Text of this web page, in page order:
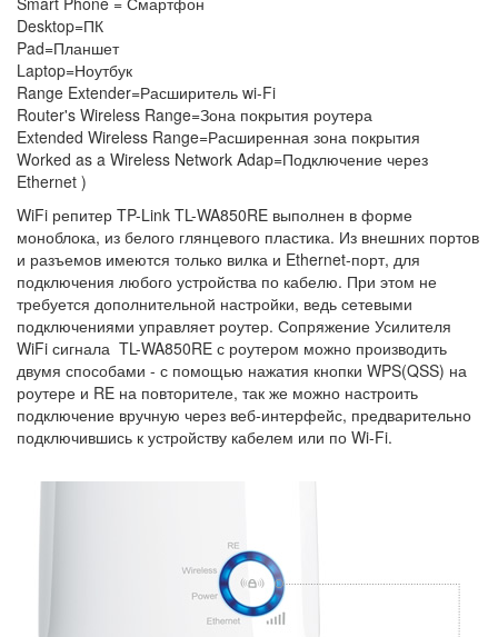
Desktop=ПК
Pad=Планшет
Laptop=Ноутбук
Range Extender=Расширитель wi-Fi
Router's Wireless Range=Зона покрытия роутера
Extended Wireless Range=Расширенная зона покрытия
Worked as a Wireless Network Adap=Подключение через
Ethernet )
WiFi репитер TP-Link TL-WA850RE выполнен в форме
моноблока, из белого глянцевого пластика. Из внешних портов
и разъемов имеются только вилка и Ethernet-порт, для
подключения любого устройства по кабелю. При этом не
требуется дополнительной настройки, ведь сетевыми
подключениями управляет роутер. Сопряжение Усилителя
WiFi сигнала TL-WA850RE с роутером можно производить
двумя способами - с помощью нажатия кнопки WPS(QSS) на
роутере и RE на повторителе, так же можно настроить
подключение вручную через веб-интерфейс, предварительно
подключившись к устройству кабелем или по Wi-Fi.